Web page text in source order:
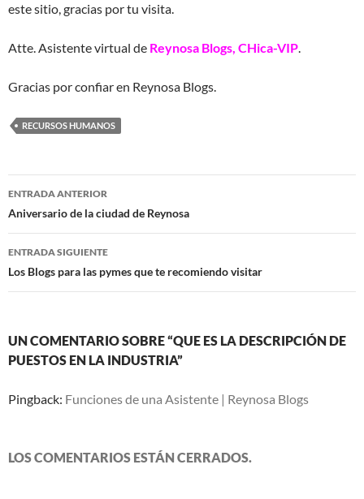
este sitio, gracias por tu visita.
Atte. Asistente virtual de Reynosa Blogs, CHica-VIP.
Gracias por confiar en Reynosa Blogs.
RECURSOS HUMANOS
Navegación
de
entradas
ENTRADA ANTERIOR
Aniversario de la ciudad de Reynosa
ENTRADA SIGUIENTE
Los Blogs para las pymes que te recomiendo visitar
UN COMENTARIO SOBRE “QUE ES LA DESCRIPCIÓN DE
PUESTOS EN LA INDUSTRIA”
Pingback: Funciones de una Asistente | Reynosa Blogs
LOS COMENTARIOS ESTÁN CERRADOS.